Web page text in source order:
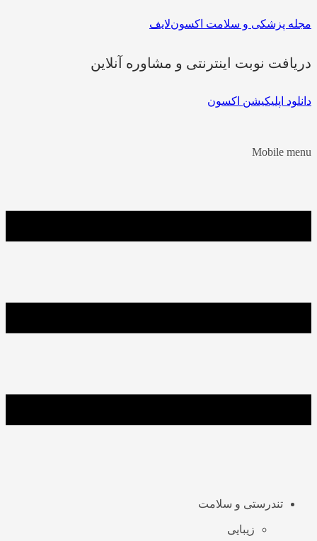
مجله پزشکی و سلامت اکسون‌لایف
دریافت نوبت اینترنتی و مشاوره آنلاین
دانلود اپلیکیشن اکسون
Mobile menu
تندرستی و سلامت
زیبایی